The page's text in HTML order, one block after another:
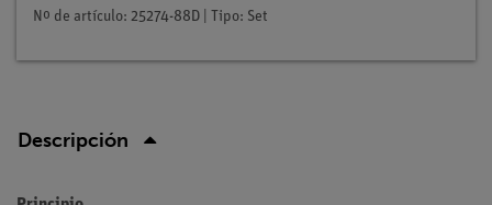
Nº de artículo: 25274-88D | Tipo: Set
Descripción